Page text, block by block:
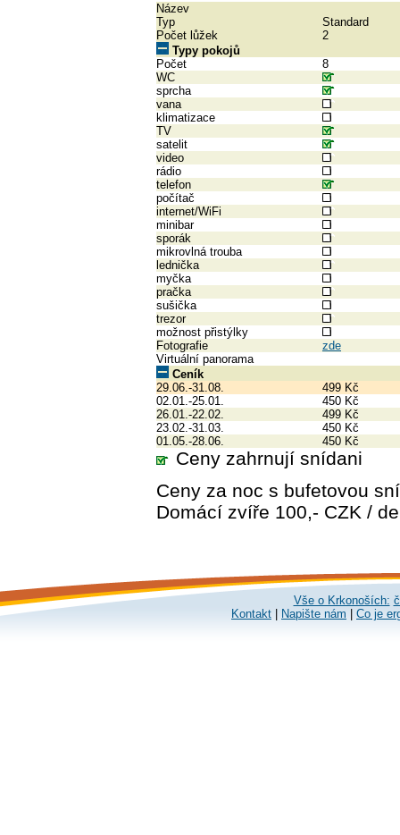
Název
Typ
Standard
Počet lůžek
2
Typy pokojů
Počet
8
WC
sprcha
vana
klimatizace
TV
satelit
video
rádio
telefon
počítač
internet/WiFi
minibar
sporák
mikrovlná trouba
lednička
myčka
pračka
sušička
trezor
možnost přistýlky
Fotografie
zde
Virtuální panorama
Ceník
29.06.-31.08.
499 Kč
02.01.-25.01.
450 Kč
26.01.-22.02.
499 Kč
23.02.-31.03.
450 Kč
01.05.-28.06.
450 Kč
Ceny zahrnují snídani
Ceny za noc s bufetovou
Domácí zvíře 100,- CZK /
Vše o Krkonoších:
Kontakt
Napište nám Co je